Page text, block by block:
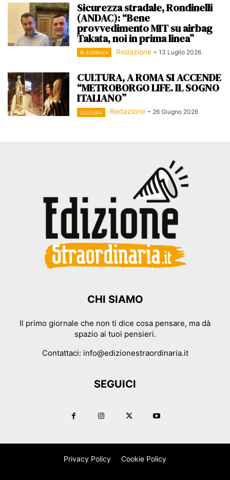
Sicurezza stradale, Rondinelli
(ANDAC): “Bene
provvedimento MIT su airbag
Takata, noi in prima linea”
IN EVIDENZA Redazione - 13 Luglio 2026
CULTURA, A ROMA SI ACCENDE
“METROBORGO LIFE. IL SOGNO
ITALIANO”
CULTURA Redazione - 26 Giugno 2026
CHI SIAMO
Il primo giornale che non ti dice cosa pensare, ma dà
spazio ai tuoi pensieri.
Contattaci: info@edizionestraordinaria.it
SEGUICI
Privacy Policy Cookie Policy